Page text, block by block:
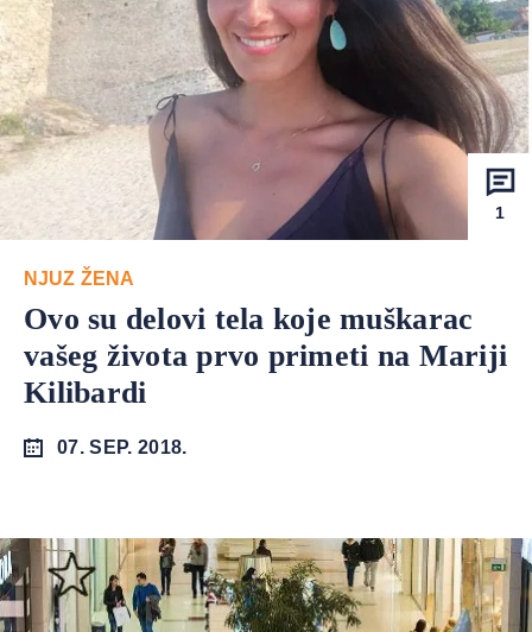
1
NJUZ ŽENA
Ovo su delovi tela koje muškarac
vašeg života prvo primeti na Mariji
Kilibardi
07. SEP. 2018.